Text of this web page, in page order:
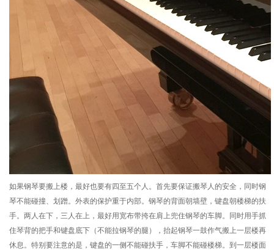
如果钢琴要搬上楼，最好也要有四至五个人。首先要保证搬琴人的安全，同时钢
琴不能碰撞、划蹭。外表的保护重于内部。钢琴的背面朝墙壁，键盘朝楼梯的扶
手。两人在下，三人在上，最好用宽布带挎在肩上兜住钢琴的车脚。同时用手抓
住琴背的把手和键盘底下（不能拉钢琴的腿），抬起钢琴一鼓作气搬上一层楼再
休息。特别要注意的是，键盘的一侧不能碰扶手，车脚不能碰楼梯。到一层楼面